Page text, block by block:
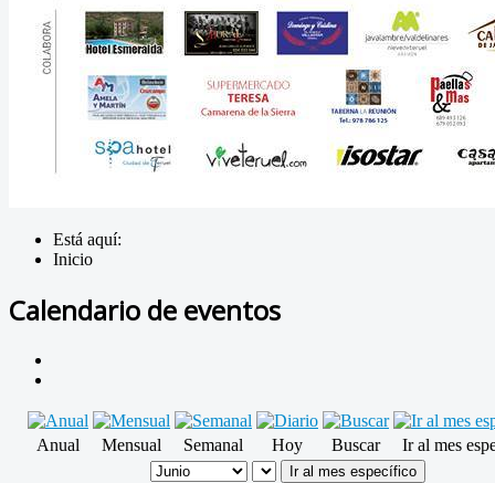
Está aquí:
Inicio
Calendario de eventos
Anual Mensual Semanal Hoy Buscar Ir al mes
Ir al mes específico